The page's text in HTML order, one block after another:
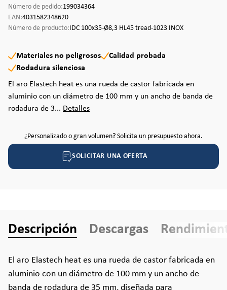
Número de pedido:199034364
EAN:4031582348620
Número de producto:IDC 100x35-Ø8,3 HL45 tread-1023 INOX
Materiales no peligrosos
Calidad probada
Rodadura silenciosa
El aro Elastech heat es una rueda de castor fabricada en
aluminio con un diámetro de 100 mm y un ancho de banda de
rodadura de 3... Detalles
¿Personalizado o gran volumen? Solicita un presupuesto ahora.
SOLICITAR UNA OFERTA
Descripción Descargas
El aro Elastech heat es una rueda de castor fabricada en
aluminio con un diámetro de 100 mm y un ancho de
banda de rodadura de 35 mm, diseñada para